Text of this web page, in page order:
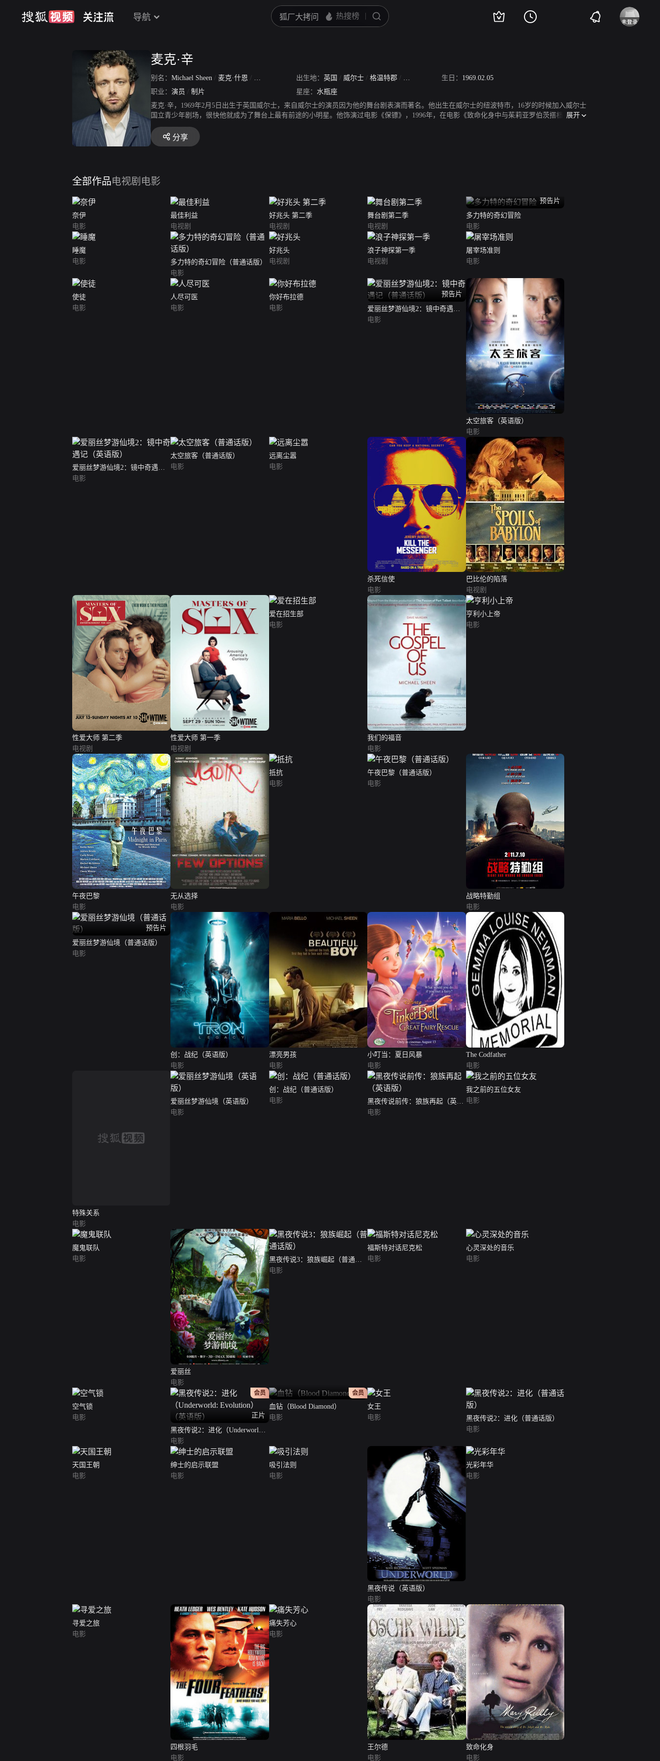
导航
麦克·辛
别名： Michael Sheen / 麦克·什恩 / 迈克尔·西恩 迈克尔·什恩
出生地： 英国 / 威尔士 / 格温特郡 / 新港 生日： 1969.02.05
职业： 演员 / 制片 星座： 水瓶座
麦克·辛，1969年2月5日出生于英国威尔士，来自威尔士的演员因为他的舞台剧表演而著名。他出生在威尔士的纽波特市，16岁的时候加入威尔士
国立青少年剧场，很快他就成为了舞台上最有前途的小明星。他饰演过电影《保镖》，1996年，在电影《致命化身中与茱莉亚罗伯茨搭档。1997
年，他在电影《王尔德》中扮演罗伯特·罗斯。2006年出演《女王》并获得英国电影和电视艺术学院奖提名。2013年出演电视剧《Master of Sex》
中William Masters一角而受到广泛关注，并获得第71届金球奖剧集类最佳男主角提名。
展开
分享
全部作品电视剧 电影
奈伊
电影
最佳利益
电视剧
好兆头 第二季
电视剧
舞台剧第二季
电视剧
预告片
多力特的奇幻冒险
电影
睡魔
电影
多力特的奇幻冒险（普通话版）
电影
好兆头
电视剧
浪子神探第一季
电视剧
屠宰场准则
电影
使徒
电影
人尽可医
电影
你好布拉德
电影
预告片
爱丽丝梦游仙境2：镜中奇遇记
（普通话版）
电影
太空旅客（英语版）
电影
爱丽丝梦游仙境2：镜中奇遇记
（英语版）
电影
太空旅客（普通话版）
电影
远离尘嚣
电影
杀死信使
电影
巴比伦的陷落
电视剧
性爱大师 第二季
电视剧
性爱大师 第一季
电视剧
爱在招生部
电影
我们的福音
电影
亨利小上帝
电影
午夜巴黎
电影
无从选择
电影
抵抗
电影
午夜巴黎（普通话版）
电影
战略特勤组
电影
预告片
爱丽丝梦游仙境（普通话版）
电影
创：战纪（英语版）
电影
漂亮男孩
电影
小叮当：夏日风暴
电影
The Codfather
电影
特殊关系
电影
爱丽丝梦游仙境（英语版）
电影
创：战纪（普通话版）
电影
黑夜传说前传：狼族再起（英语
版）
电影
我之前的五位女友
电影
魔鬼联队
电影
爱丽丝
电影
黑夜传说3：狼族崛起（普通话
版）
电影
福斯特对话尼克松
电影
心灵深处的音乐
电影
空气锁
电影
正片
会员
黑夜传说2：进化（Underworld:
Evolution）（英语版）
电影
正片
会员
血钻（Blood Diamond）
电影
女王
电影
黑夜传说2：进化（普通话版）
电影
天国王朝
电影
绅士的启示联盟
电影
吸引法则
电影
黑夜传说（英语版）
电影
光彩年华
电影
寻爱之旅
电影
四根羽毛
电影
痛失芳心
电影
王尔德
电影
致命化身
电影